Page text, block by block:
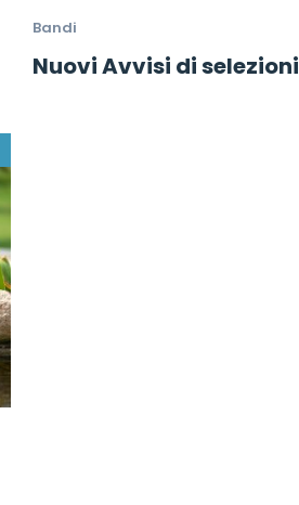
Bandi
Nuovi Avvisi di